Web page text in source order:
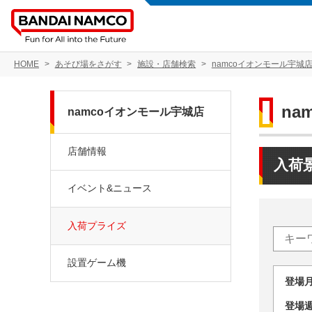
HOME あそび場をさがす 施設・店舗検索 namcoイオンモール宇城店
入荷
登
登
namcoイオンモール宇城店
店舗情報
イベント&ニュース
入荷プライズ
設置ゲーム機